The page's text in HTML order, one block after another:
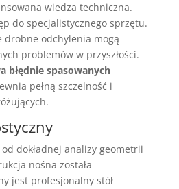
wiedza techniczna.
do specjalistycznego sprzętu.
drobne odchylenia mogą
problemów w przyszłości.
błędnie spasowanych
pełną szczelność i
dokładnej analizy geometrii
nośna została
jest profesjonalny stół